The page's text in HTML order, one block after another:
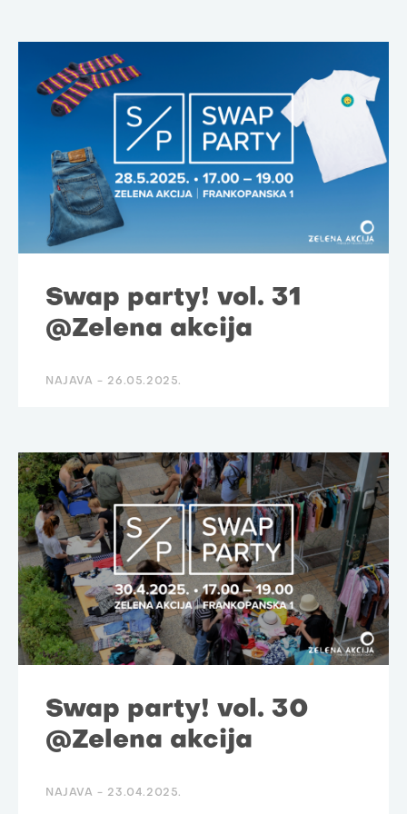
Swap party! vol. 31
@Zelena akcija
NAJAVA - 26.05.2025.
Swap party! vol. 30
@Zelena akcija
NAJAVA - 23.04.2025.